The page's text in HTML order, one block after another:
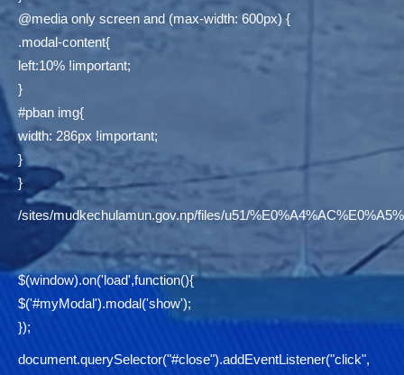
@media only screen and (max-width: 600px) {
.modal-content{
left:10% !important;
}
#pban img{
width: 286px !important;
}
}
/sites/mudkechulamun.gov.np/files/u51/
$(window).on('load',function(){
$('#myModal').modal('show');
});
document.querySelector("#close").addEventListener("click",